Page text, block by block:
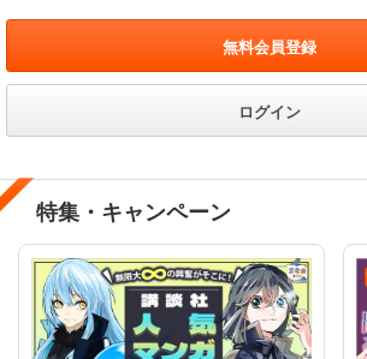
無料会員登録
ログイン
特集・キャンペーン